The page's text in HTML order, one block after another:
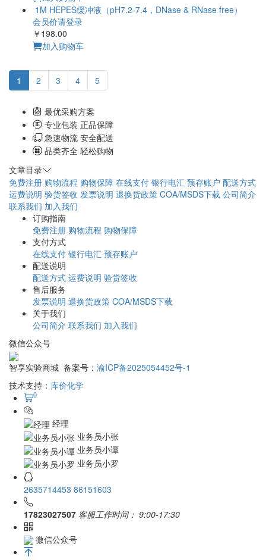
￥128.00
加入购物车
（pH6.8，除菌）
￥128.00
加入购物车
（pH7.0，除菌）
会员价请登录
￥128.00
加入购物车
（pH7.2，除菌）
会员价请登录
￥128.00
加入购物车
1M HEPES缓冲液（pH7.2-7.4，DNase & RNase free）
会员价请登录
￥198.00
加入购物车
2 3 4 5
最优采购方案
急速物流 安全配送
品类齐全 轻松购物
文章目录
免费注册
运费说明 验货签收
联系我们 加入我们
订购指南
免费注册 购物流程 购物保障
支付方式
配送说明
配送方式
售后服务
发票说明
关于我们